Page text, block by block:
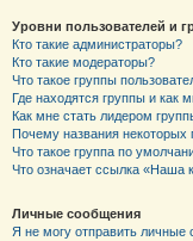
Уровни пользователей и
Кто такие администраторы?
Кто такие модераторы?
Что такое группы
Где находятся группы и как
Как мне стать лидером
Почему названия некоторых
Что такое группа по
Что означает ссылка «Наша
Личные сообщения
Я не могу отправить личные